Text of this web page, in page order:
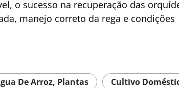
o sucesso na recuperação das
manejo correto da rega e condições
De Arroz, Plantas
Cultivo